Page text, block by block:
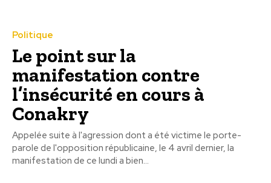
Politique
Le point sur la
manifestation contre
l’insécurité en cours à
Conakry
Appelée suite à l'agression dont a été victime le porte-
parole de l'opposition républicaine, le 4 avril dernier, la
manifestation de ce lundi a bien...